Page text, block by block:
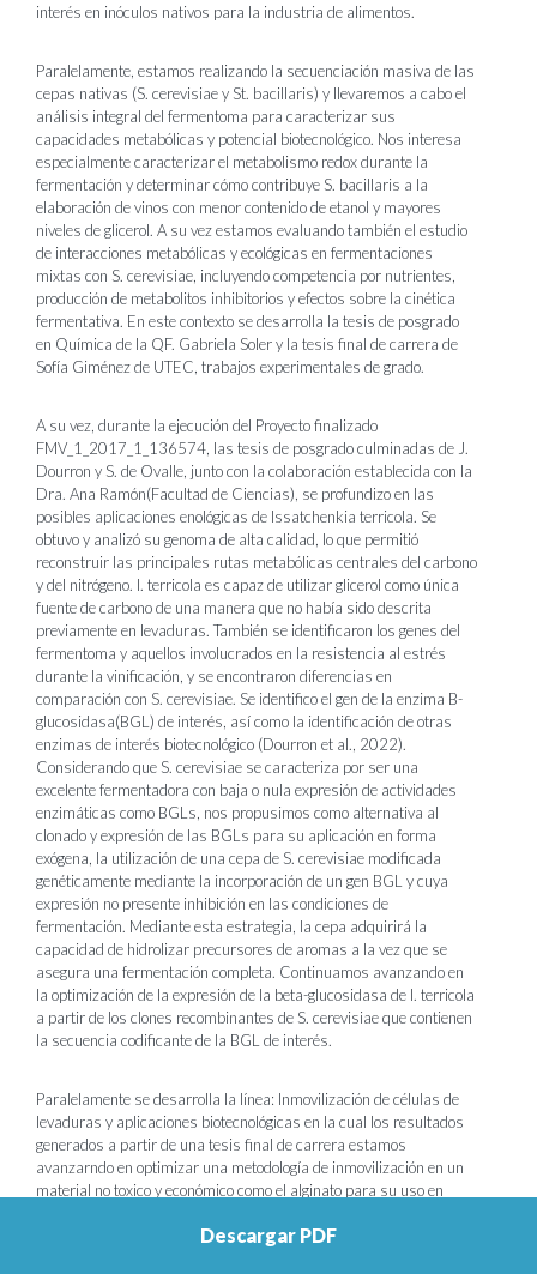
interés en inóculos nativos para la industria de alimentos.
Paralelamente, estamos realizando la secuenciación masiva de las
cepas nativas (S. cerevisiae y St. bacillaris) y llevaremos a cabo el
análisis integral del fermentoma para caracterizar sus
capacidades metabólicas y potencial biotecnológico. Nos interesa
especialmente caracterizar el metabolismo redox durante la
fermentación y determinar cómo contribuye S. bacillaris a la
elaboración de vinos con menor contenido de etanol y mayores
niveles de glicerol. A su vez estamos evaluando también el estudio
de interacciones metabólicas y ecológicas en fermentaciones
mixtas con S. cerevisiae, incluyendo competencia por nutrientes,
producción de metabolitos inhibitorios y efectos sobre la cinética
fermentativa. En este contexto se desarrolla la tesis de posgrado
en Química de la QF. Gabriela Soler y la tesis final de carrera de
Sofía Giménez de UTEC, trabajos experimentales de grado.
A su vez, durante la ejecución del Proyecto finalizado
FMV_1_2017_1_136574, las tesis de posgrado culminadas de J.
Dourron y S. de Ovalle, junto con la colaboración establecida con la
Dra. Ana Ramón(Facultad de Ciencias), se profundizo en las
posibles aplicaciones enológicas de Issatchenkia terricola. Se
obtuvo y analizó su genoma de alta calidad, lo que permitió
reconstruir las principales rutas metabólicas centrales del carbono
y del nitrógeno. I. terricola es capaz de utilizar glicerol como única
fuente de carbono de una manera que no había sido descrita
previamente en levaduras. También se identificaron los genes del
fermentoma y aquellos involucrados en la resistencia al estrés
durante la vinificación, y se encontraron diferencias en
comparación con S. cerevisiae. Se identifico el gen de la enzima B-
glucosidasa(BGL) de interés, así como la identificación de otras
enzimas de interés biotecnológico (Dourron et al., 2022).
Considerando que S. cerevisiae se caracteriza por ser una
excelente fermentadora con baja o nula expresión de actividades
enzimáticas como BGLs, nos propusimos como alternativa al
clonado y expresión de las BGLs para su aplicación en forma
exógena, la utilización de una cepa de S. cerevisiae modificada
genéticamente mediante la incorporación de un gen BGL y cuya
expresión no presente inhibición en las condiciones de
fermentación. Mediante esta estrategia, la cepa adquirirá la
capacidad de hidrolizar precursores de aromas a la vez que se
asegura una fermentación completa. Continuamos avanzando en
la optimización de la expresión de la beta-glucosidasa de I. terricola
a partir de los clones recombinantes de S. cerevisiae que contienen
la secuencia codificante de la BGL de interés.
Paralelamente se desarrolla la línea: Inmovilización de células de
levaduras y aplicaciones biotecnológicas en la cual los resultados
generados a partir de una tesis final de carrera estamos
avanzarndo en optimizar una metodología de inmovilización en un
material no toxico y económico como el alginato para su uso en
metodologías para la fermentación alcohólica ofrece muchas
Descargar PDF